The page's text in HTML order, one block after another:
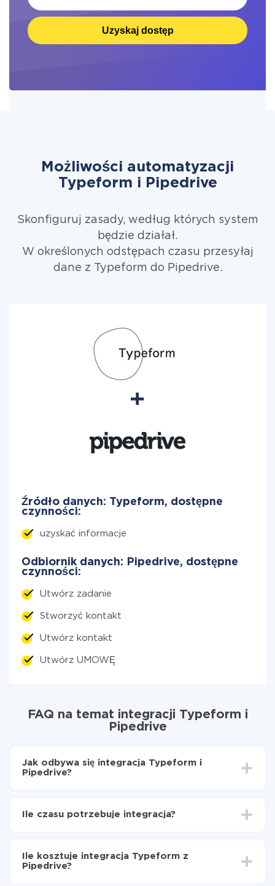
Uzyskaj dostęp
Możliwości automatyzacji
Typeform i Pipedrive
Skonfiguruj zasady, według których system
będzie działał.
W określonych odstępach czasu przesyłaj
dane z Typeform do Pipedrive.
Źródło danych: Typeform, dostępne
czynności:
uzyskać informacje
Odbiornik danych: Pipedrive, dostępne
czynności:
Utwórz zadanie
Stworzyć kontakt
Utwórz kontakt
Utwórz UMOWĘ
FAQ na temat integracji Typeform i
Pipedrive
Jak odbywa się integracja Typeform i
Pipedrive?
Pipedrive
Typeform do Pipedrive
Ile czasu potrzebuje integracja?
od 5 do 30 minut. Konfiguracja zajmuje średnio 10-15
minut.
Ile kosztuje integracja Typeform z
Pipedrive?